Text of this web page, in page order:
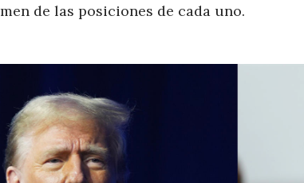
de las posiciones de cada uno.